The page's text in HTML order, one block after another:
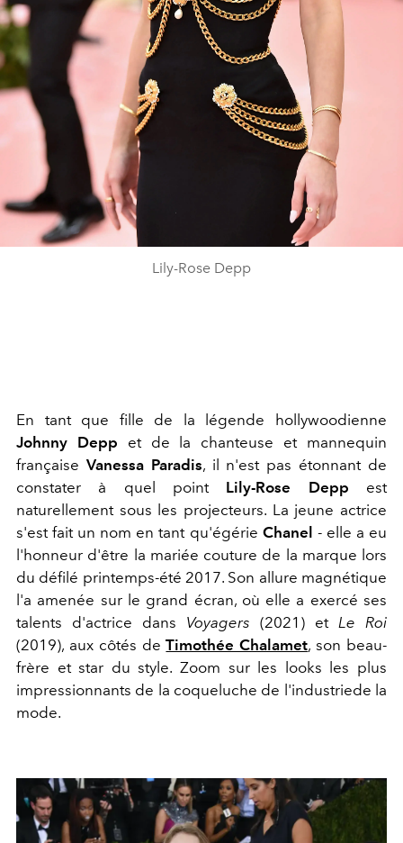
Lily-Rose Depp
En tant que fille de la légende hollywoodienne
Johnny Depp et de la chanteuse et mannequin
française Vanessa Paradis, il n'est pas étonnant de
constater à quel point Lily-Rose Depp est
naturellement sous les projecteurs. La jeune actrice
s'est fait un nom en tant qu'égérie Chanel - elle a eu
l'honneur d'être la mariée couture de la marque lors
du défilé printemps-été 2017. Son allure magnétique
l'a amenée sur le grand écran, où elle a exercé ses
talents d'actrice dans Voyagers (2021) et Le Roi
(2019), aux côtés deTimothée Chalamet, son beau-
frère et star du style. Zoom sur les looks les plus
impressionnants de la coqueluche de l'industriede la
mode.